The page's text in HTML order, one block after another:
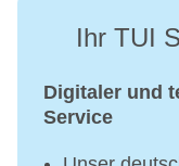
Ihr TUI
Digitaler und
Service